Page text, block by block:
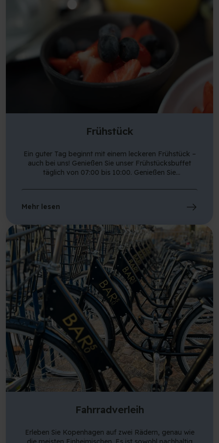
Frühstück
Ein guter Tag beginnt mit einem leckeren Frühstück –
auch bei uns! Genießen Sie unser Frühstücksbuffet
täglich von 07:00 bis 10:00. Genießen Sie
frischen Beeren, Obst und Gemüse, frisch gebackenes
und kalte Getränke sowie unsere nachhaltige Initiative
Reservierung in unserem Café und kann als 30-
minütige Öffnungszeit gebucht werden. Bitten unsere
Gäste, die gebuchten Zeitfenster zu respektieren.
Mehr lesen
Fahrradverleih
Erleben Sie Kopenhagen auf zwei Rädern, genau wie